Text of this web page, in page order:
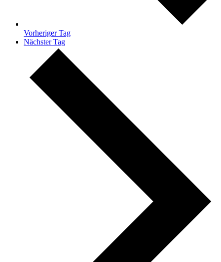
Vorheriger Tag
Nächster Tag